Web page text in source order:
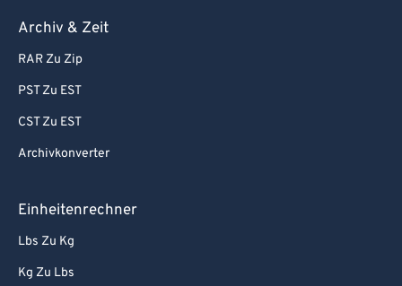
Archiv & Zeit
RAR Zu Zip
PST Zu EST
CST Zu EST
Archivkonverter
Einheitenrechner
Lbs Zu Kg
Kg Zu Lbs